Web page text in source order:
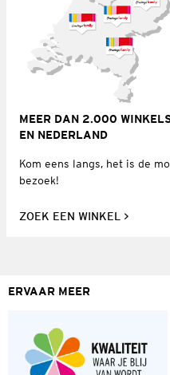
MEER DAN 2.000
EN NEDERLAND
Kom eens langs, het is de
bezoek!
ZOEK EEN WINKEL
ERVAAR MEER